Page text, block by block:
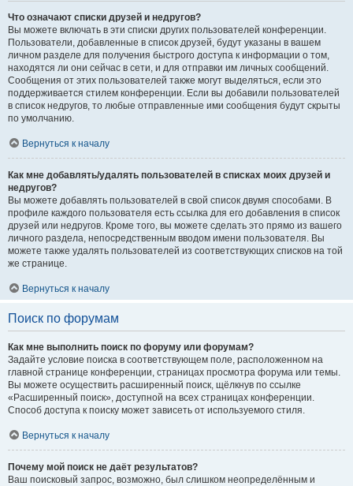
Что означают списки друзей и недругов?
Вы можете включать в эти списки других пользователей конференции.
Пользователи, добавленные в список друзей, будут указаны в вашем
личном разделе для получения быстрого доступа к информации о том,
находятся ли они сейчас в сети, и для отправки им личных сообщений.
Сообщения от этих пользователей также могут выделяться, если это
поддерживается стилем конференции. Если вы добавили пользователей
в список недругов, то любые отправленные ими сообщения будут скрыты
по умолчанию.
Вернуться к началу
Как мне добавлять/удалять пользователей в списках моих друзей и
недругов?
Вы можете добавлять пользователей в свой список двумя способами. В
профиле каждого пользователя есть ссылка для его добавления в список
друзей или недругов. Кроме того, вы можете сделать это прямо из вашего
личного раздела, непосредственным вводом имени пользователя. Вы
можете также удалять пользователей из соответствующих списков на той
же странице.
Вернуться к началу
Поиск по форумам
Как мне выполнить поиск по форуму или форумам?
Задайте условие поиска в соответствующем поле, расположенном на
главной странице конференции, страницах просмотра форума или темы.
Вы можете осуществить расширенный поиск, щёлкнув по ссылке
«Расширенный поиск», доступной на всех страницах конференции.
Способ доступа к поиску может зависеть от используемого стиля.
Вернуться к началу
Почему мой поиск не даёт результатов?
Ваш поисковый запрос, возможно, был слишком неопределённым и